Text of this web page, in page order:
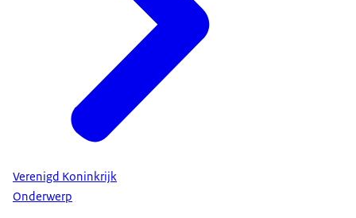
Verenigd Koninkrijk
Onderwerp